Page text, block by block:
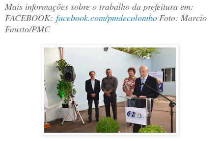
Mais informações sobre o trabalho da prefeitura em:
FACEBOOK: facebook.com/pmdecolomboFoto: Marcio
Fausto/PMC